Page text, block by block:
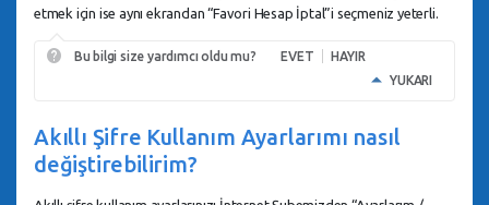
etmek için ise aynı ekrandan “Favori Hesap İptal”i seçmeniz yeterli.
Bu bilgi size yardımcı oldu mu? EVET
HAYIR
YUKARI
Akıllı Şifre Kullanım Ayarlarımı nasıl
değiştirebilirim?